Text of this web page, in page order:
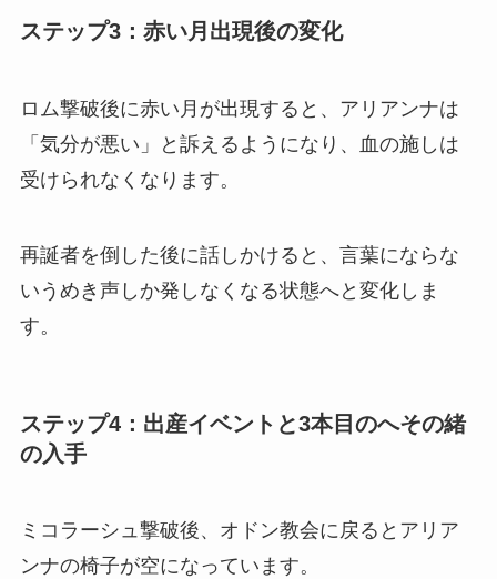
ステップ3：赤い月出現後の変化
ロム撃破後に赤い月が出現すると、アリアンナは
「気分が悪い」と訴えるようになり、血の施しは
受けられなくなります。
再誕者を倒した後に話しかけると、言葉にならな
いうめき声しか発しなくなる状態へと変化しま
す。
ステップ4：出産イベントと3本目のへその緒
の入手
ミコラーシュ撃破後、オドン教会に戻るとアリア
ンナの椅子が空になっています。